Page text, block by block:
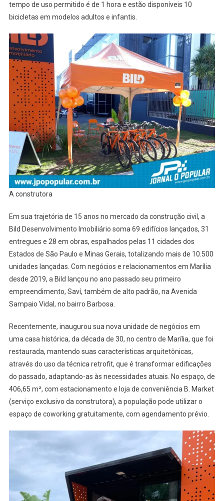
tempo de uso permitido é de 1 hora e estão disponíveis 10
bicicletas em modelos adultos e infantis.
A construtora
Em sua trajetória de 15 anos no mercado da construção civil, a
Bild Desenvolvimento Imobiliário soma 69 edifícios lançados, 31
entregues e 28 em obras, espalhados pelas 11 cidades dos
Estados de São Paulo e Minas Gerais, totalizando mais de 10.500
unidades lançadas. Com negócios e relacionamentos em Marília
desde 2019, a Bild lançou no ano passado seu primeiro
empreendimento, Saví, também de alto padrão, na Avenida
Sampaio Vidal, no bairro Barbosa.
Recentemente, inaugurou sua nova unidade de negócios em
uma casa histórica, da década de 30, no centro de Marília, que foi
restaurada, mantendo suas características arquitetônicas,
através do uso da técnica retrofit, que é transformar edificações
do passado, adaptando-as às necessidades atuais. No espaço, de
406,65 m², com estacionamento e loja de conveniência B. Market
(serviço exclusivo da construtora), a população pode utilizar o
espaço de coworking gratuitamente, com agendamento prévio.